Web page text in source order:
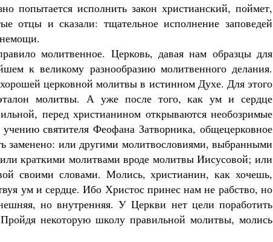
попытается исполнить закон христианский, поймет,
отцы и сказали: тщательное исполнение заповедей
молитвенное. Церковь, давая нам образцы для
к великому разнообразию молитвенного делания.
церковной молитвы в истинном Духе. Для этого
молитвы. А уже после того, как ум и сердце
перед христианином открываются необозримые
святителя Феофана Затворника, общецерковное
заменено: или другими молитвословиями, выбранными
краткими молитвами вроде молитвы Иисусовой; или
своими словами. Молись, христианин, как хочешь,
ум и сердце. Ибо Христос принес нам не рабство, но
но внутренняя. У Церкви нет цели поработить
некоторую школу правильной молитвы, молись